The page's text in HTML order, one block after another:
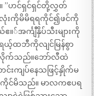
။ ”ဟင်ရှင်ရှင်တို့လွှတ်
လုံးကိုမိမိရရကိုင်၍ဖင်ကို
အင်္ကျီနှိပ်သီးများကို
ထဘီကိုလျင်မြန်စွာ
လိုက်သည်။ဘော်လီထဲ
ကျပ်နေသဖြင့်နှိုက်မ
ာကိုင်မိသည်။ မာလကဧပရ